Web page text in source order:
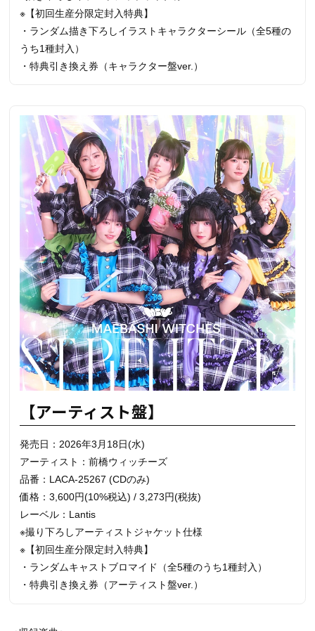
※【初回生産分限定封入特典】
・ランダム描き下ろしイラストキャラクターシール（全5種の
うち1種封入）
・特典引き換え券（キャラクター盤ver.）
【アーティスト盤】
発売日：2026年3月18日(水)
アーティスト：前橋ウィッチーズ
品番：LACA-25267 (CDのみ)
価格：3,600円(10%税込) / 3,273円(税抜)
レーベル：Lantis
※撮り下ろしアーティストジャケット仕様
※【初回生産分限定封入特典】
・ランダムキャストブロマイド（全5種のうち1種封入）
・特典引き換え券（アーティスト盤ver.）